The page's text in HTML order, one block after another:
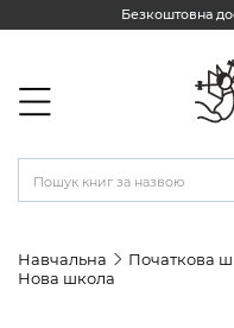
Безкоштовна
Навчальна Початкова
Нова школа